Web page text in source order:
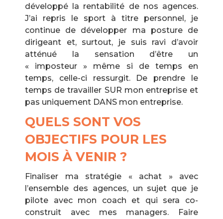
développé la rentabilité de nos agences.
J’ai repris le sport à titre personnel, je
continue de développer ma posture de
dirigeant et, surtout, je suis ravi d’avoir
atténué la sensation d’être un
« imposteur » même si de temps en
temps, celle-ci ressurgit. De prendre le
temps de travailler SUR mon entreprise et
pas uniquement DANS mon entreprise.
QUELS SONT VOS
OBJECTIFS POUR LES
MOIS À VENIR ?
Finaliser ma stratégie « achat » avec
l’ensemble des agences, un sujet que je
pilote avec mon coach et qui sera co-
construit avec mes managers. Faire